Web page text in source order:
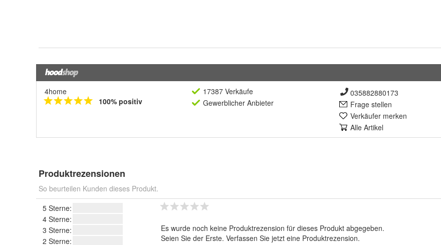
4home
100% positiv
17387 Verkäufe
Gewerblicher Anbieter
035882880173
Frage stellen
Verkäufer merken
Alle Artikel
Produktrezensionen
So beurteilen Kunden dieses Produkt.
5 Sterne:
4 Sterne:
3 Sterne:
2 Sterne:
Es wurde noch keine Produktrezension für dieses Produkt abgegeben.
Seien Sie der Erste. Verfassen Sie jetzt eine Produktrezension.